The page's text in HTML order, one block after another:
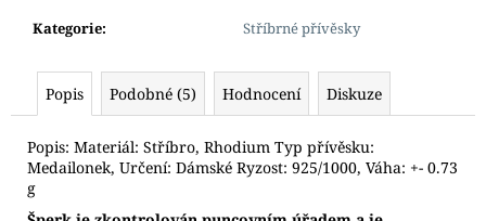
Kategorie: Stříbrné přívěsky
Popis Podobné (5) Hodnocení Diskuze
Popis: Materiál: Stříbro, Rhodium Typ přívěsku:
Medailonek, Určení: Dámské Ryzost: 925/1000, Váha: +- 0.73
g